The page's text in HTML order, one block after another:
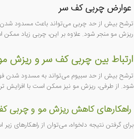
عوارض چربی کف سر
ترشح بیش از حد چربی می‌تواند باعث مسدود شدن
ریزش مو منجر شود. علاوه بر این، چربی زیاد
ارتباط بین چربی کف سر و ریزش
ترشح بیش از حد سبیوم می‌تواند به مسدود شدن
شود. از طرفی، ریزش مو نیز ممکن است با افزایش
راهکارهای کاهش ریزش مو و چربی
برای گرفتن نتیجه دلخواه، می‌توان از راهکارهای زیر